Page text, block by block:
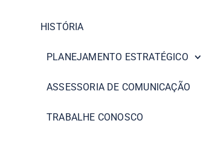
HISTÓRIA
PLANEJAMENTO ESTRATÉGICO
ASSESSORIA DE COMUNICAÇÃO
TRABALHE CONOSCO